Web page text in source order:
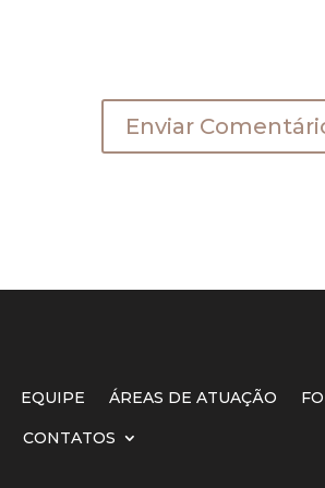
EQUIPE ÁREAS DE ATUAÇÃO
CONTATOS